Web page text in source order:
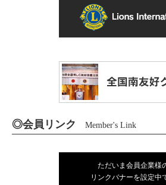
◎会員リンク Member's Link
ただいま会員企業様
リンクバナーを設定中